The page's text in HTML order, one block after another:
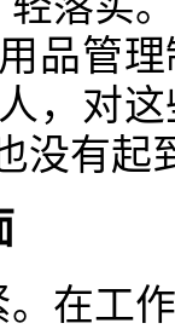
品管
，对
没有起
在工